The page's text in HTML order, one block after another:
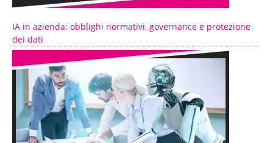
IA in azienda: obblighi normativi, governance e protezione
dei dati